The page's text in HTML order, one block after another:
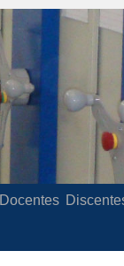
Docentes